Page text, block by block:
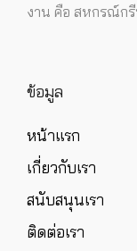
งาน คือ สหกรณ์ก
ข้อมูล
หน้าแรก
เกี่ยวกับเรา
สนับสนุนเรา
ติดต่อเรา